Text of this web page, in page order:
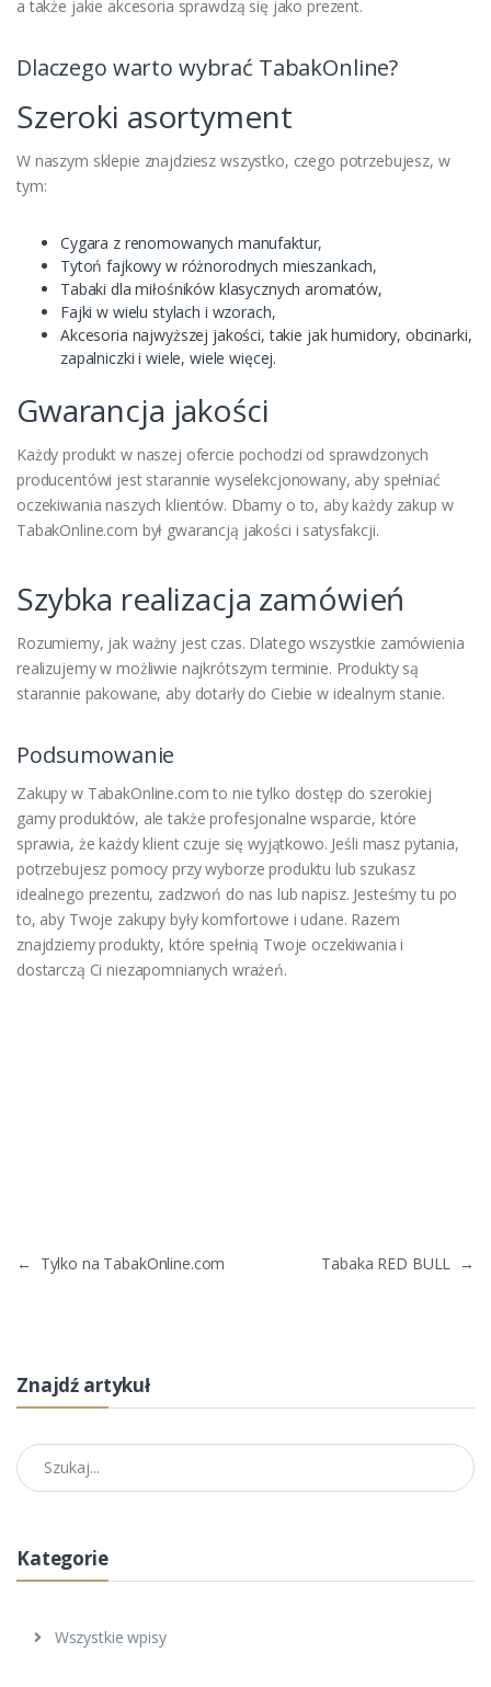
a także jakie akcesoria sprawdzą się jako prezent.
Dlaczego warto wybrać TabakOnline?
Szeroki asortyment
W naszym sklepie znajdziesz wszystko, czego potrzebujesz, w
tym:
Cygara z renomowanych manufaktur,
Tytoń fajkowy w różnorodnych mieszankach,
Tabaki dla miłośników klasycznych aromatów,
Fajki w wielu stylach i wzorach,
Akcesoria najwyższej jakości, takie jak humidory, obcinarki,
zapalniczki i wiele, wiele więcej.
Gwarancja jakości
Każdy produkt w naszej ofercie pochodzi od sprawdzonych
producentówi jest starannie wyselekcjonowany, aby spełniać
oczekiwania naszych klientów. Dbamy o to, aby każdy zakup w
TabakOnline.com był gwarancją jakości i satysfakcji.
Szybka realizacja zamówień
Rozumiemy, jak ważny jest czas. Dlatego wszystkie zamówienia
realizujemy w możliwie najkrótszym terminie. Produkty są
starannie pakowane, aby dotarły do Ciebie w idealnym stanie.
Podsumowanie
Zakupy w TabakOnline.com to nie tylko dostęp do szerokiej
gamy produktów, ale także profesjonalne wsparcie, które
sprawia, że każdy klient czuje się wyjątkowo. Jeśli masz pytania,
potrzebujesz pomocy przy wyborze produktu lub szukasz
idealnego prezentu, zadzwoń do nas lub napisz. Jesteśmy tu po
to, aby Twoje zakupy były komfortowe i udane. Razem
znajdziemy produkty, które spełnią Twoje oczekiwania i
dostarczą Ci niezapomnianych wrażeń.
← Tylko na TabakOnline.com Tabaka RED BULL →
Znajdź artykuł
Znajdź artykuł
Kategorie
Wszystkie wpisy